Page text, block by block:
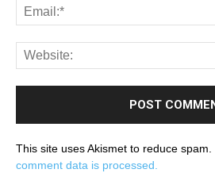
This site uses Akismet to reduce spam.
comment data is processed.